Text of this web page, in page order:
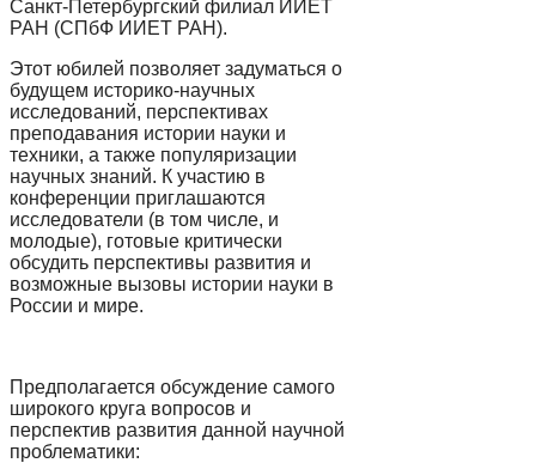
Санкт-Петербургский филиал ИИЕТ
РАН (СПбФ ИИЕТ РАН).
Этот юбилей позволяет задуматься о
будущем историко-научных
исследований, перспективах
преподавания истории науки и
техники, а также популяризации
научных знаний. К участию в
конференции приглашаются
исследователи (в том числе, и
молодые), готовые критически
обсудить перспективы развития и
возможные вызовы истории науки в
России и мире.
Предполагается обсуждение самого
широкого круга вопросов и
перспектив развития данной научной
проблематики: